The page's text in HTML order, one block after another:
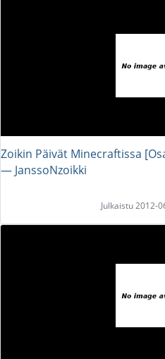
Zoikin Päivät Minecraftissa
― JanssoNzoikki
Julkaistu 2012-